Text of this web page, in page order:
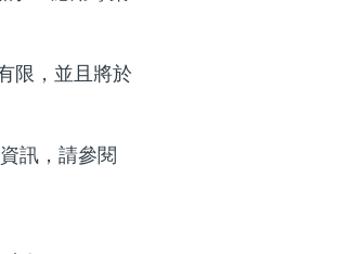
限，並且將於
訊，請參閱